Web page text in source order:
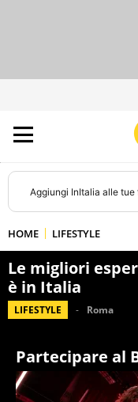
Aggiungi InItalia alle tue
HOME LIFESTYLE
Le migliori
è in Italia
LIFESTYLE Roma
Partecipare al